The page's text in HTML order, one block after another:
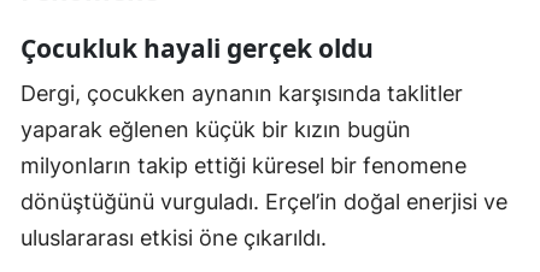
Çocukluk hayali gerçek oldu
Dergi, çocukken aynanın karşısında taklitler
yaparak eğlenen küçük bir kızın bugün
milyonların takip ettiği küresel bir fenomene
dönüştüğünü vurguladı. Erçel’in doğal enerjisi ve
uluslararası etkisi öne çıkarıldı.